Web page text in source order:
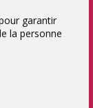
garantir
la personne